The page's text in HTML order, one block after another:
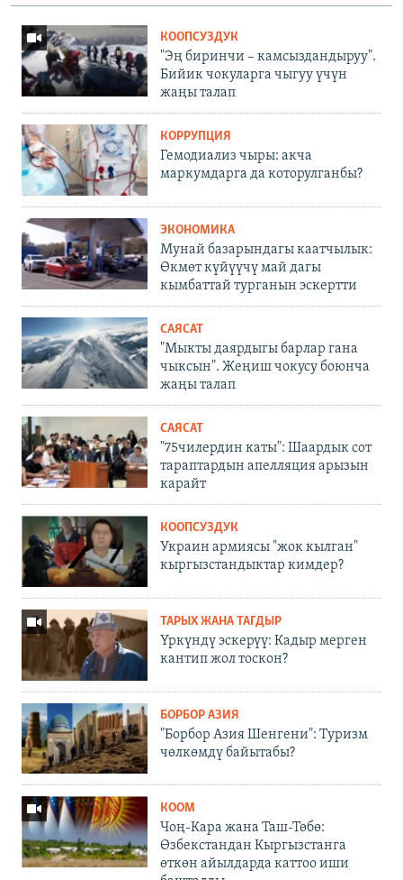
КООПСУЗДУК
"Эң биринчи – камсыздандыруу".
Бийик чокуларга чыгуу үчүн
жаңы талап
КОРРУПЦИЯ
Гемодиализ чыры: акча
маркумдарга да которулганбы?
ЭКОНОМИКА
Мунай базарындагы каатчылык:
Өкмөт күйүүчү май дагы
кымбаттай турганын эскертти
САЯСАТ
"Мыкты даярдыгы барлар гана
чыксын". Жеңиш чокусу боюнча
жаңы талап
САЯСАТ
"75чилердин каты": Шаардык сот
тараптардын апелляция арызын
карайт
КООПСУЗДУК
Украин армиясы "жок кылган"
кыргызстандыктар кимдер?
ТАРЫХ ЖАНА ТАГДЫР
Үркүндү эскерүү: Кадыр мерген
кантип жол тоскон?
БОРБОР АЗИЯ
"Борбор Азия Шенгени": Туризм
чөлкөмдү байытабы?
КООМ
Чоң-Кара жана Таш-Төбө:
Өзбекстандан Кыргызстанга
өткөн айылдарда каттоо иши